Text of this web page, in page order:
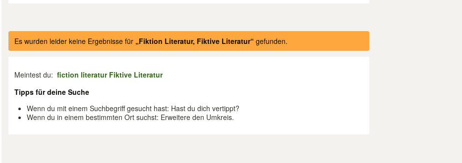
Ergebnisse
Es wurden leider keine Ergebnisse für „Fiktion Literatur, Fiktive Literatur“ gefunden.
Meintest du: fiction literatur Fiktive Literatur
Tipps für deine Suche
Wenn du mit einem Suchbegriff gesucht hast: Hast du dich vertippt?
Wenn du in einem bestimmten Ort suchst: Erweitere den Umkreis.